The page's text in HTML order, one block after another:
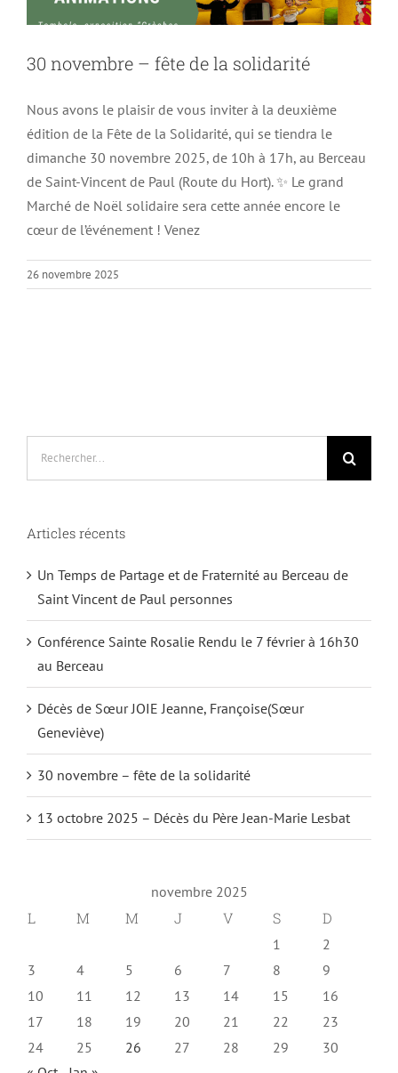
30 novembre – fête de la solidarité
Nous avons le plaisir de vous inviter à la deuxième
édition de la Fête de la Solidarité, qui se tiendra le
dimanche 30 novembre 2025, de 10h à 17h, au Berceau
de Saint-Vincent de Paul (Route du Hort). ✨ Le grand
Marché de Noël solidaire sera cette année encore le
cœur de l’événement ! Venez
26 novembre 2025
Articles récents
Un Temps de Partage et de Fraternité au Berceau de
Saint Vincent de Paul personnes
Conférence Sainte Rosalie Rendu le 7 février à 16h30
au Berceau
Décès de Sœur JOIE Jeanne, Françoise(Sœur
Geneviève)
30 novembre – fête de la solidarité
13 octobre 2025 – Décès du Père Jean-Marie Lesbat
novembre 2025
L M M J V S D
1
2
3
4 5 6 7 8
9
10
11 12 13 14 15
16
17
18 19 20 21 22
23
24
25 26 27 28 29
30